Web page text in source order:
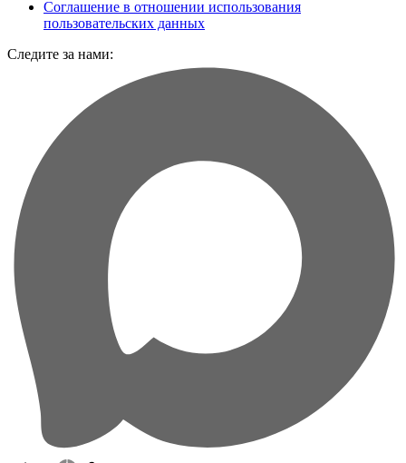
Соглашение в отношении использования
пользовательских данных
Следите за нами: